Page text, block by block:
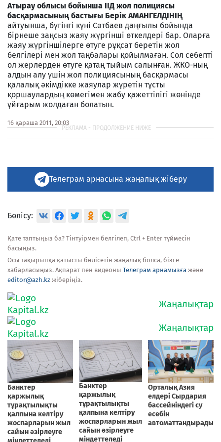
Атырау облысы бойынша ІІД жол полициясы
басқармасының бастығы Берік АМАНГЕЛДІНІҢ
айтуынша, бүгінгі күні Сәтбаев даңғылы бойында
бірнеше заңсыз жаяу жүргінші өткелдері бар. Оларға
жаяу жүргіншілерге өтуге рұқсат беретін жол
белгілері мен жол таңбалары қойылмаған. Сол себепті
ол жерлерден өтуге қатаң тыйым салынған. ЖКО-ның
алдын алу үшін жол полициясының басқармасы
қалалық әкімдікке жаяулар жүретін тұсты
қоршаулардың көмегімен жабу қажеттілігі жөнінде
ұйғарым жолдаған болатын.
16 қараша 2011, 20:03
Телеграм арнасына жаңалық жіберу
Бөлісу:
Қате таптыңыз ба? Тінтуірмен белгілеп, Ctrl + Enter түймесін
басыңыз.
Осы тақырыпқа қатысты бөлісетін жаңалық болса, бізге
хабарласыңыз. Ақпарат пен видеоны Телеграм арнамызға және
editor@azh.kz жіберіңіз.